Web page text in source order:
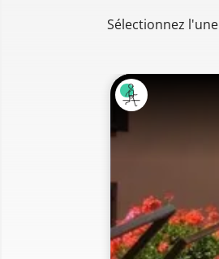
Sélectionnez